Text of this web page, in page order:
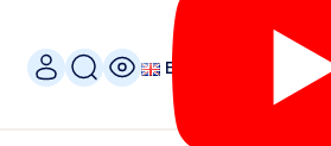
ENG